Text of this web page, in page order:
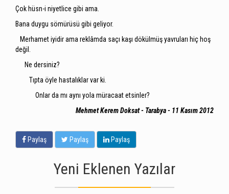
Çok hüsn-i niyetlice gibi ama.
Bana duygu sömürüsü gibi geliyor.
Merhamet iyidir ama reklâmda saçı kaşı dökülmüş yavruları hiç hoş
değil.
Ne dersiniz?
Tıpta öyle hastalıklar var ki.
Onlar da mı aynı yola müracaat etsinler?
Mehmet Kerem Doksat - Tarabya - 11 Kasım 2012
Paylaş Paylaş Paylaş
Yeni Eklenen Yazılar